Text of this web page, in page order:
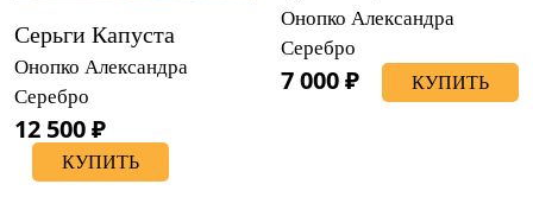
Серьги Капуста
Онопко Александра
Серебро
12 500 ₽
КУПИТЬ
Онопко Александра
Серебро
7 000 ₽ КУПИТЬ